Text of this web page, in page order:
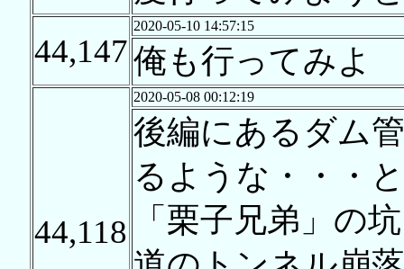
44,147
2020-05-10 14:57:15
俺も行ってみよ
44,118
2020-05-08 00:12:19
後編にあるダム
るような・・・
「栗子兄弟」の